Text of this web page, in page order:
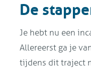
De
Je hebt nu een
Allereerst ga je
tijdens dit traject